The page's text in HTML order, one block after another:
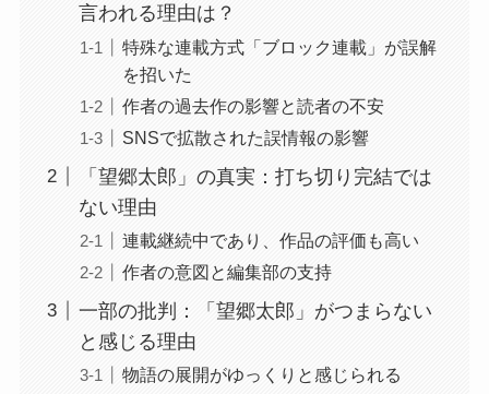
言われる理由は？
特殊な連載方式「ブロック連載」が誤解
を招いた
作者の過去作の影響と読者の不安
SNSで拡散された誤情報の影響
「望郷太郎」の真実：打ち切り完結では
ない理由
連載継続中であり、作品の評価も高い
作者の意図と編集部の支持
一部の批判：「望郷太郎」がつまらない
と感じる理由
物語の展開がゆっくりと感じられる